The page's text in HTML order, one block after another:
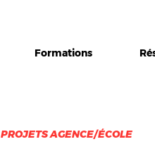
Formations
PROJETS AGENCE/ÉCOLE